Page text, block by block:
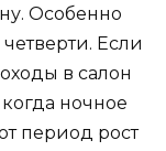
Особенно
Если
в салон
ночное
период рост